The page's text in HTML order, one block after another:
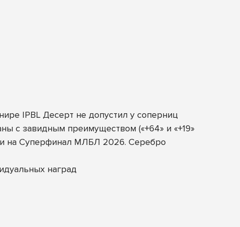
IPBL Десерт не допустил у соперниц
с завидным преимуществом («+64» и «+19»
на Суперфинал МЛБЛ 2026. Серебро
наград